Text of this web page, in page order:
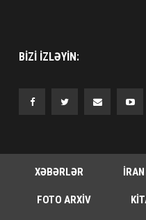
BIZI IZLƏYIN:
XƏBƏRLƏR
FOTO ARXIV